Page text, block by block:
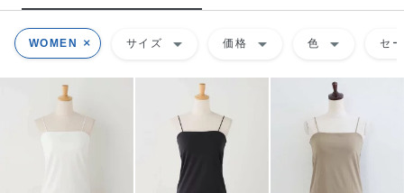
WOMEN サイズ arrow_drop_down 価格 arrow_drop_down 色 arrow_drop_down セ